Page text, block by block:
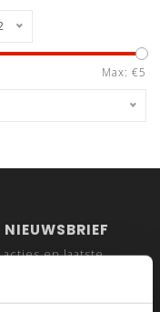
Max: €5
en laatste